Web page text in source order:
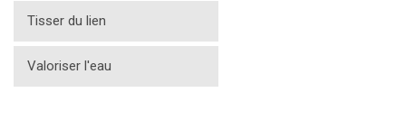
Tisser du lien
Valoriser l'eau